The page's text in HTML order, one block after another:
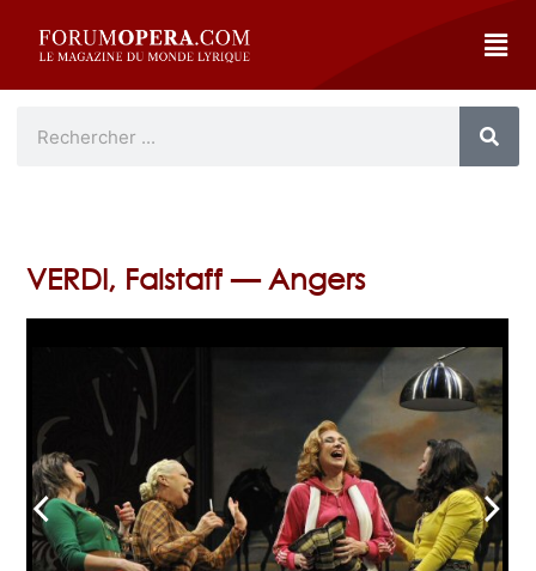
VERDI, Falstaff — Angers
arrow_back_ios arrow_forward_ios